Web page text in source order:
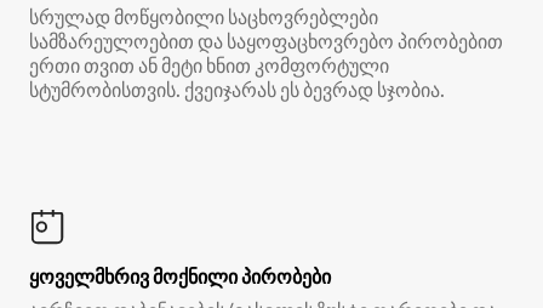
სრულად მოწყობილი საცხოვრებლები
სამზარეულოებით და საყოფაცხოვრებო პირობებით
ერთი თვით ან მეტი ხნით კომფორტული
სტუმრობისთვის. ქვეიჯარას ეს ბევრად სჯობია.
ყოველმხრივ მოქნილი პირობები